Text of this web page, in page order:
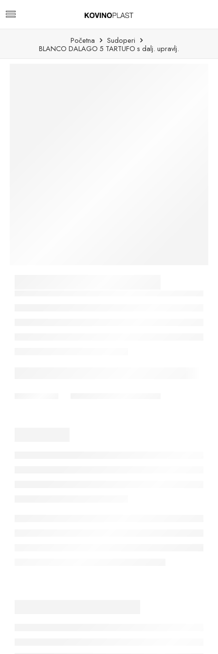
Početna
Sudoperi
BLANCO DALAGO 5 TARTUFO s dalj. upravlj.